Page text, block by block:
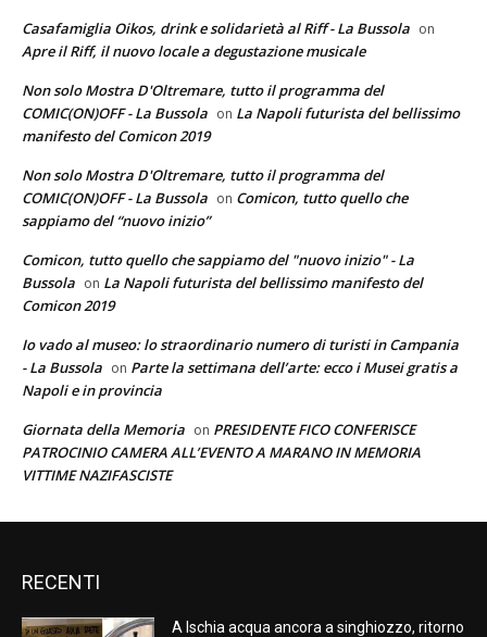
Casafamiglia Oikos, drink e solidarietà al Riff - La Bussola on
Apre il Riff, il nuovo locale a degustazione musicale
Non solo Mostra D'Oltremare, tutto il programma del
COMIC(ON)OFF - La Bussola on La Napoli futurista del bellissimo
manifesto del Comicon 2019
Non solo Mostra D'Oltremare, tutto il programma del
COMIC(ON)OFF - La Bussola on Comicon, tutto quello che
sappiamo del “nuovo inizio”
Comicon, tutto quello che sappiamo del "nuovo inizio" - La
Bussola on La Napoli futurista del bellissimo manifesto del
Comicon 2019
Io vado al museo: lo straordinario numero di turisti in Campania
- La Bussola on Parte la settimana dell’arte: ecco i Musei gratis a
Napoli e in provincia
Giornata della Memoria on PRESIDENTE FICO CONFERISCE
PATROCINIO CAMERA ALL’EVENTO A MARANO IN MEMORIA
VITTIME NAZIFASCISTE
RECENTI
A Ischia acqua ancora a singhiozzo, ritorno